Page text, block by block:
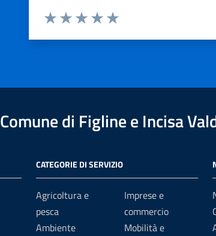
Comune di Figline e Incisa
CATEGORIE DI SERVIZIO
Agricoltura e
pesca
Ambiente
Imprese e
commercio
Mobilità e